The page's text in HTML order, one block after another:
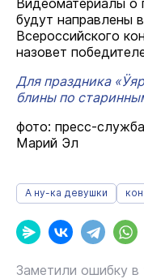
будут направлены
Всероссийского
назовет
Для праздника
блины по
фото: пресс-
Марий Эл
А ну-ка девушки
Заметили ошибку